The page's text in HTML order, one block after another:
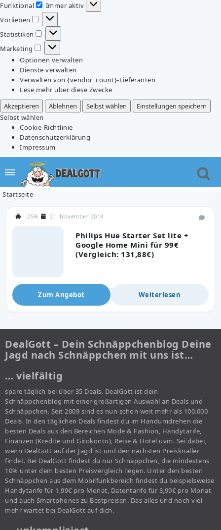
Funktional
Funktional
Immer aktiv
Vorlieben
Vorlieben
Statistiken
Statistiken
Marketing
Marketing
Optionen verwalten
Dienste verwalten
Verwalten von {vendor_count}-Lieferanten
Lese mehr über diese Zwecke
Akzeptieren
Ablehnen Selbst wählen
Einstellungen speichern
Selbst wählen
Cookie-Richtlinie
Datenschutzerklärung
Impressum
Startseite
Philips Hue Starter Set lite +
Google Home Mini für 99€
(Vergleich: 131,88€)
-25% 21. November 2018
Zum Angebot Weiterlesen
DealGott – Dein Schnäppchenblog Deine
Jagd nach Schnäppchen mit uns ist…
… vielfältig
spare täglich bei über 35 Deals. DealGott ist dein
Schnäppchenblog mit einer großartigen Auswahl an Deals und
Schnäppchen. Seit 2009 sind es nun schon weit mehr als 100.000
Deals. In den täglichen Deals findest du im Handumdrehen die
besten Deals aus den Bereichen Mode & Fashion, Handytarife,
Finanzen (Kredite und Girokonto), Reise & Hotel uvm. Sei dabei,
wenn DealGott auf der Jagd ist und den nächsten Preisknaller
findet. Bei DealGott findest du nur Schnäppchen, die mindestens
10% unter dem besten Preisvergleich liegen. Unter den besten
Schnäppchen aus dem Mobilfunkbereich findest du beispielsweise
Handytarife für 1,99€ pro Monat, Datentarife für 3,99€ pro Monat
und auch Smartphones zu Bestpreisen. Das alles und noch viel
mehr wartet bei DealGott auf dich.